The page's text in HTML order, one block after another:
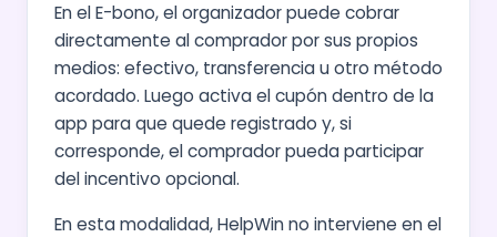
En el E-bono, el organizador puede cobrar
directamente al comprador por sus propios
medios: efectivo, transferencia u otro método
acordado. Luego activa el cupón dentro de la
app para que quede registrado y, si
corresponde, el comprador pueda participar
del incentivo opcional.
En esta modalidad, HelpWin no interviene en el